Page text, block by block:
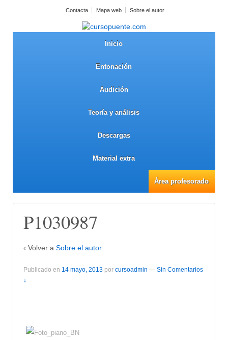
Contacta Mapa web Sobre el autor
Inicio
Entonación
Audición
Teoría y análisis
Descargas
Material extra
Área profesorado
P1030987
‹ Volver a Sobre el autor
Publicado en 14 mayo, 2013 por cursoadmin — Sin Comentarios
↓